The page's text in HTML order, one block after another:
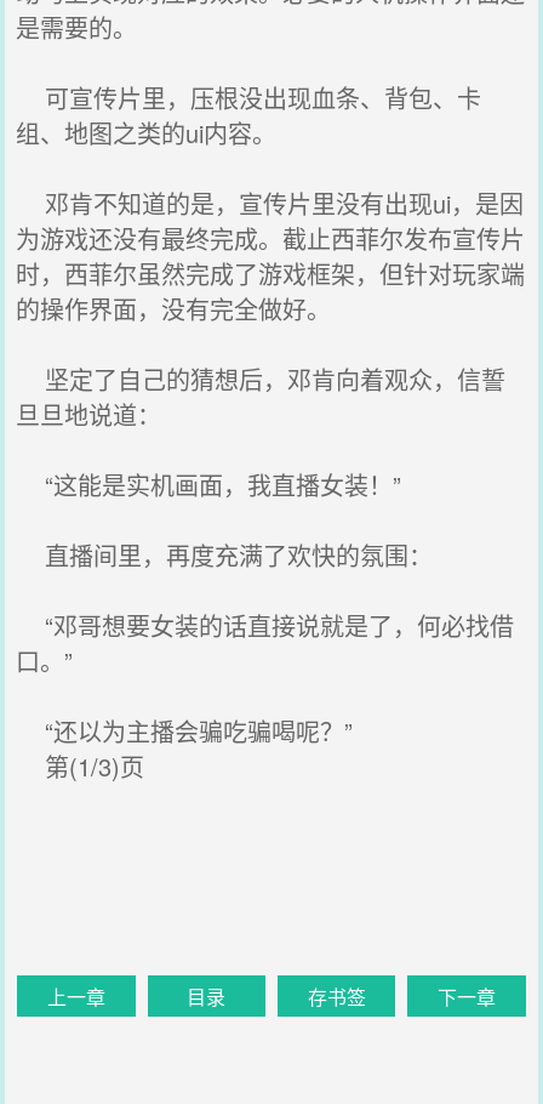
是需要的。
可宣传片里，压根没出现血条、背包、卡
组、地图之类的ui内容。
邓肯不知道的是，宣传片里没有出现ui，是因
为游戏还没有最终完成。截止西菲尔发布宣传片
时，西菲尔虽然完成了游戏框架，但针对玩家端
的操作界面，没有完全做好。
坚定了自己的猜想后，邓肯向着观众，信誓
旦旦地说道：
“这能是实机画面，我直播女装！”
直播间里，再度充满了欢快的氛围：
“邓哥想要女装的话直接说就是了，何必找借
口。”
“还以为主播会骗吃骗喝呢？”
第(1/3)页
上一章 目录 存书签 下一章